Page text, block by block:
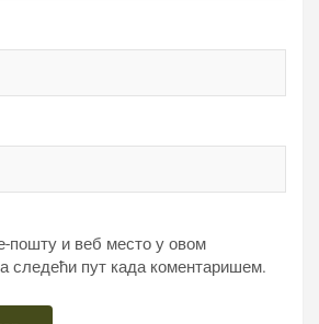
пошту и веб место у овом
следећи пут када коментаришем.